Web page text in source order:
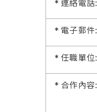
* 連絡電話:
* 電子郵件:
* 任職單位:
* 合作內容: